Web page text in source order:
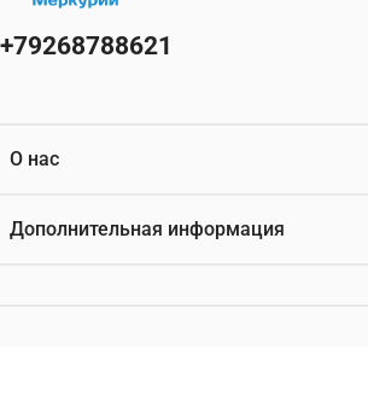
О нас
Дополнительная информация
+79268788621